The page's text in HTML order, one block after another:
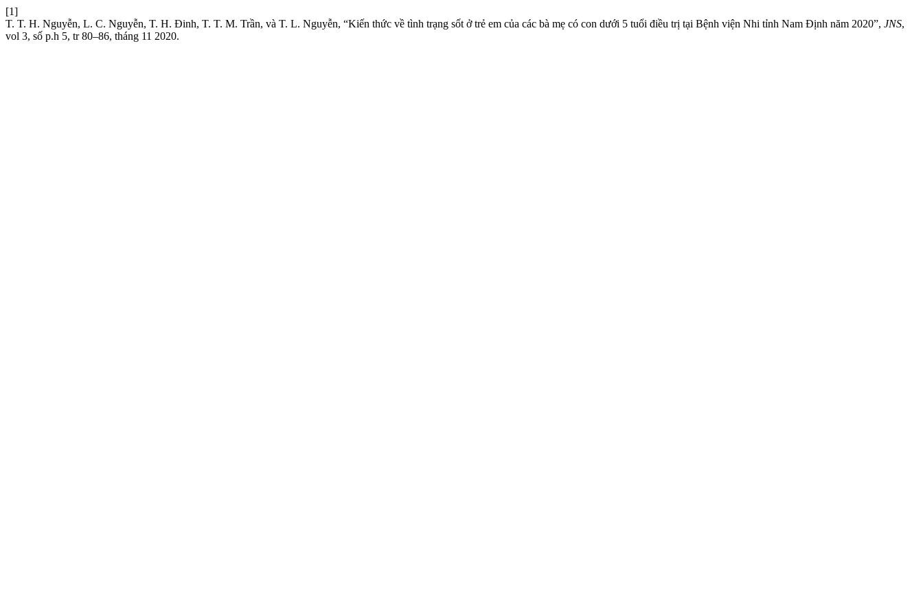
[1]
T. T. H. Nguyễn, L. C. Nguyễn, T. H. Đinh, T. T. M. Trần, và T. L. Nguyễn, “Kiến thức về tình trạng sốt ở trẻ em của các bà mẹ có con dưới 5 tuổi điều trị tại Bệnh viện Nhi tỉnh Nam Định năm 2020”, JNS,
vol 3, số p.h 5, tr 80–86, tháng 11 2020.